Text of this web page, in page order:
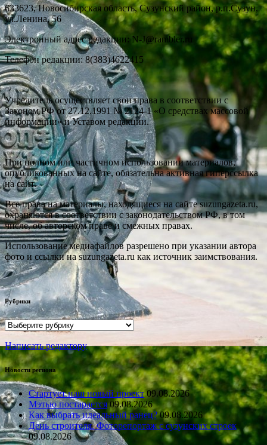
633623, Новосибирская область, Сузунский район, р.п.Сузун,
ул.Ленина, 56
Электронный адрес редакции: N-J@rambler.ru
Телефон редакции: 8(383)4622415
Учредитель осуществляет свои права в соответствии с
Законом РФ от 27.12.1991 № 2124-1 «О средствах массовой
информации» и Уставом редакции.
При полном или частичном использовании материалов,
опубликованных на сайте, обязательна активная гиперссылка
на сайт.
Все права на материалы, находящиеся на сайте suzungazeta.ru,
охраняются в соответствии с законодательством РФ, в том
числе, об авторском праве и смежных правах.
Использование медиафайлов разрешено при указании автора
фото и ссылки на suzungazeta.ru как источник заимствования.
Рубрики
Рубрики
Написать редактору
Новости региона
Стартует наш новый проект 09.08.2026
Мэтью постарается 09.08.2026
Как выбрать идеальный ранец? 09.08.2026
День строителя. Фоторепортаж с сузунских строек
09.08.2026